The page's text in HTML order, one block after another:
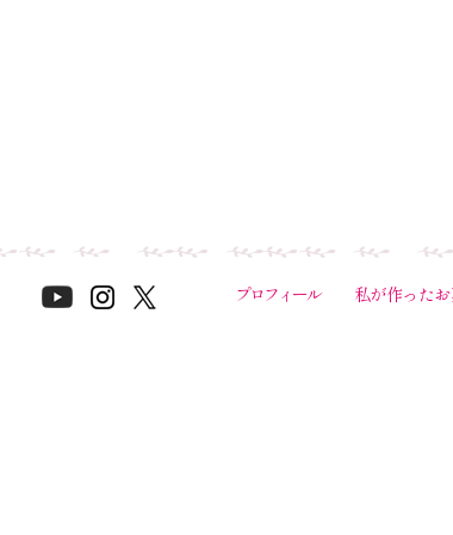
プロフィール 私が作った